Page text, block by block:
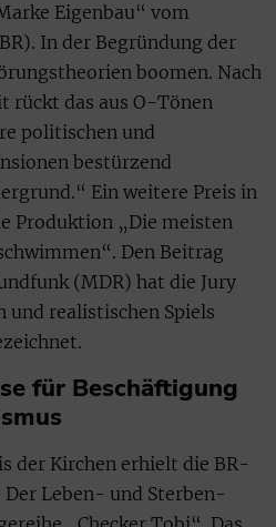
Eigenbau“ vom
In der Begründung der
boomen. Nach
rückt das aus O-Tönen
politischen und
bestürzend
Ein weitere Preis in
Produktion „Die meisten
Den Beitrag
(MDR) hat die Jury
und realistischen Spiels
für Beschäftigung
der Kirchen erhielt die BR-
Der Leben- und Sterben-